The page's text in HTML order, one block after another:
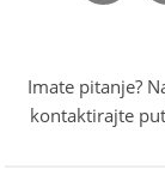
Imate pitanje?
kontaktirajte